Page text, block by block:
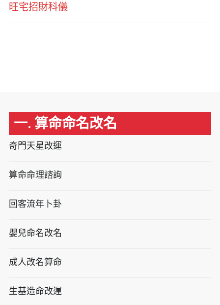
旺宅招財科儀
一. 算命命名改名
奇門天星改運
算命命理諮詢
回客流年卜卦
嬰兒命名改名
成人改名算命
生基造命改運